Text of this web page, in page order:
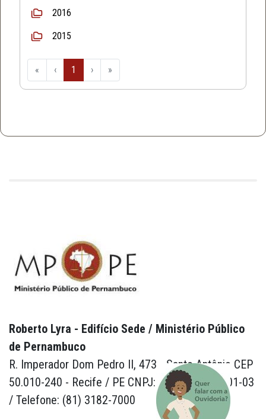
2016
2015
« ‹ 1 › »
Roberto Lyra - Edifício Sede / Ministério Público
de Pernambuco
R. Imperador Dom Pedro II, 473 - Santo Antônio CEP
50.010-240 - Recife / PE CNPJ: 24.417.065/0001-03
/ Telefone: (81) 3182-7000